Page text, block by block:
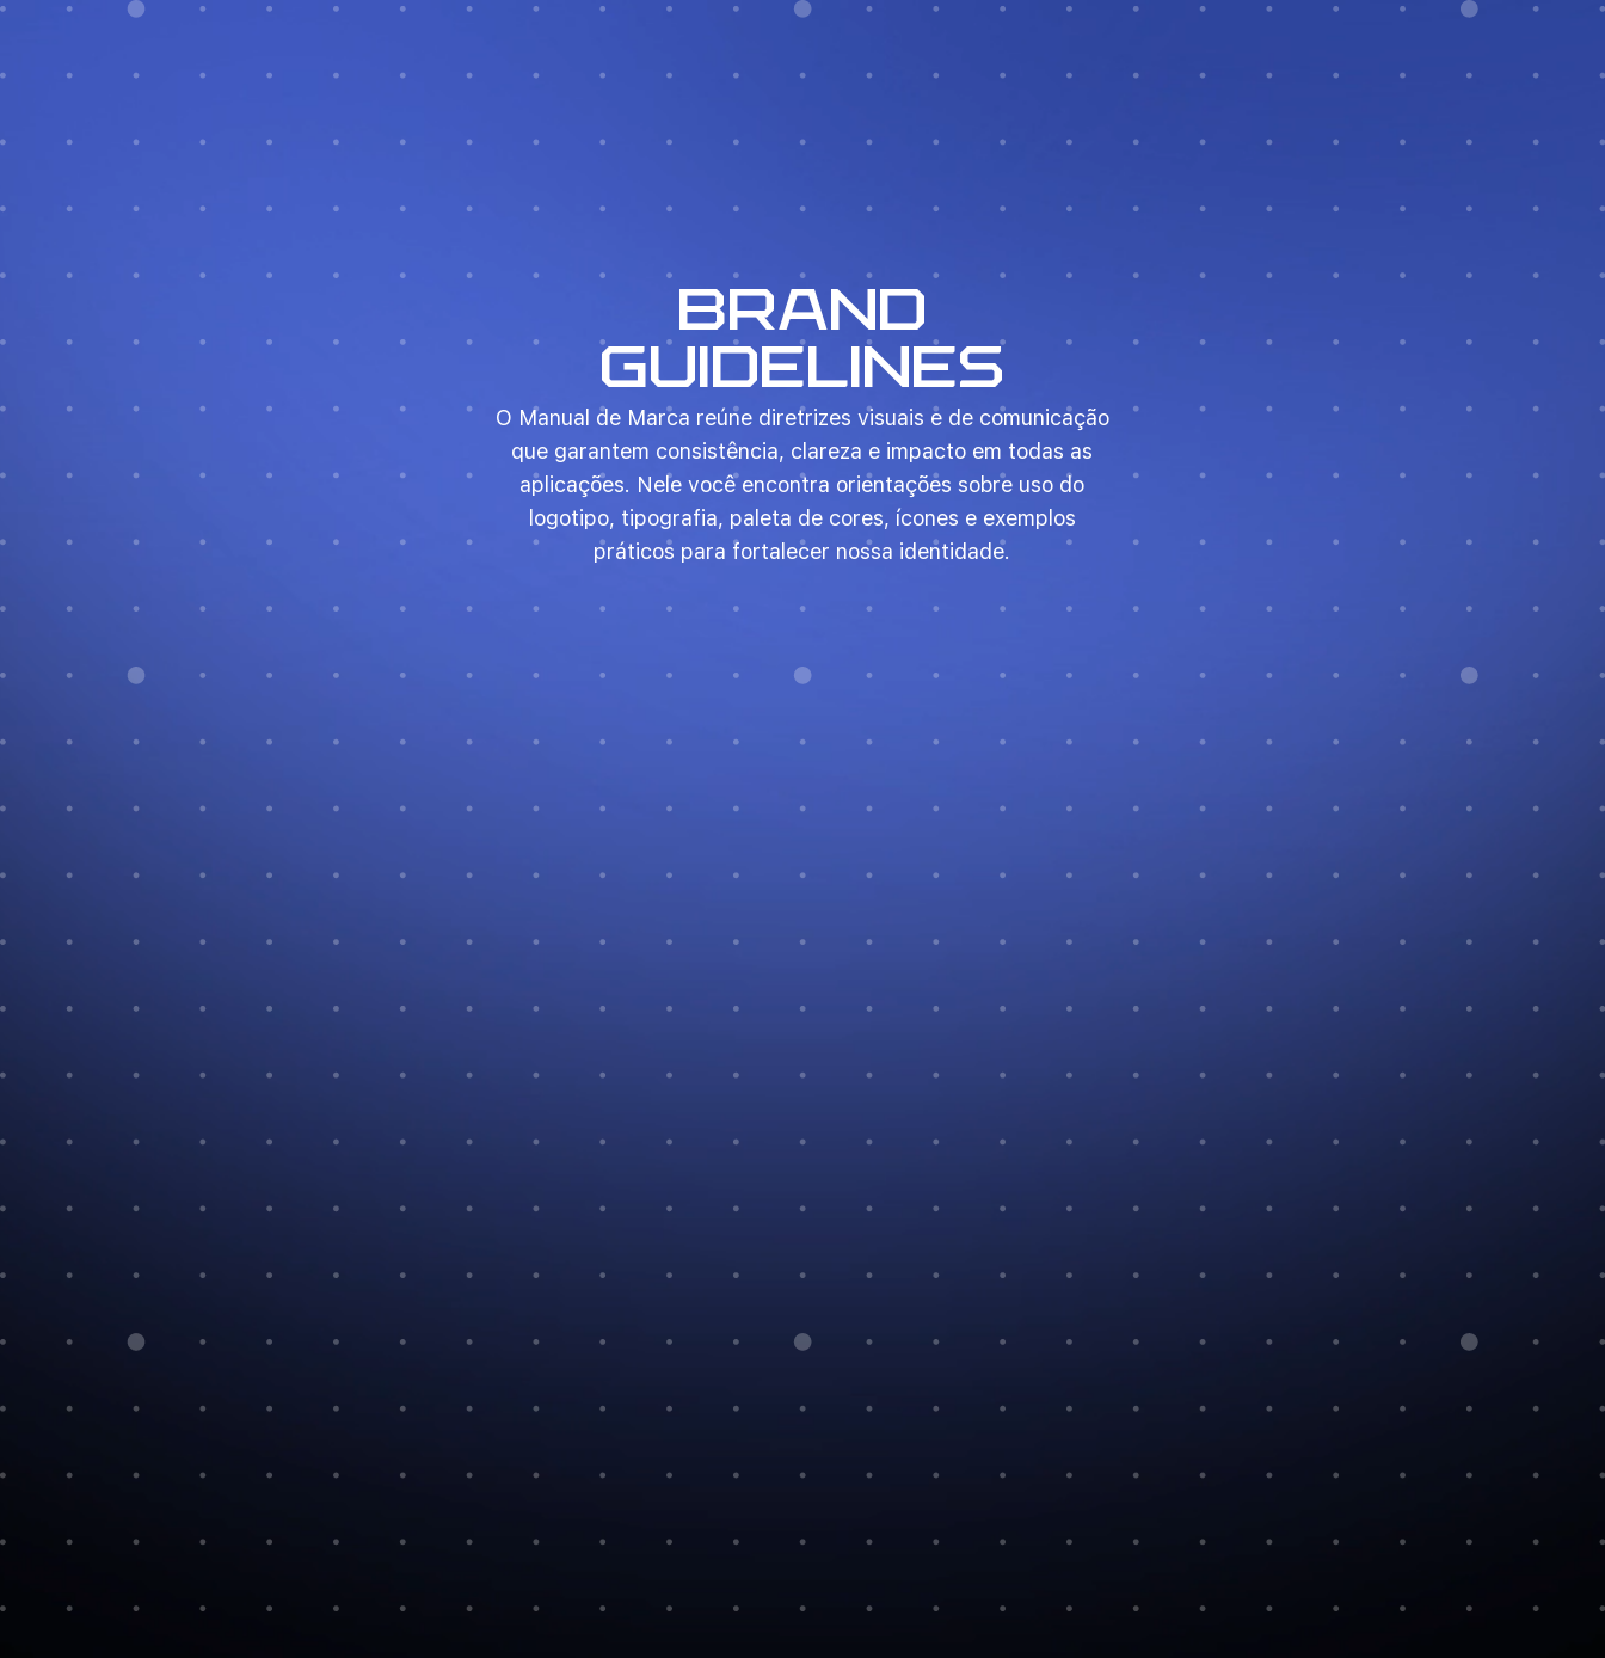
Brand
guidelines
O Manual de Marca reúne diretrizes visuais e de comunicação
que garantem consistência, clareza e impacto em todas as
aplicações. Nele você encontra orientações sobre uso do
logotipo, tipografia, paleta de cores, ícones e exemplos
práticos para fortalecer nossa identidade.